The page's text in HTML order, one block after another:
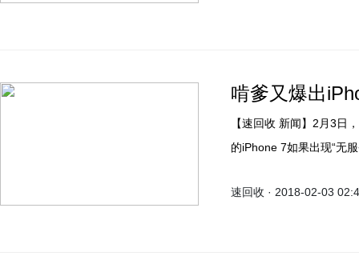
啃爹又爆出
【速回收 新闻】2月3日，苹果发布了一则召回通知，2016年9月到2018年2月生产
的iPhone 7如果出现“无
速回收 · 2018-02-03